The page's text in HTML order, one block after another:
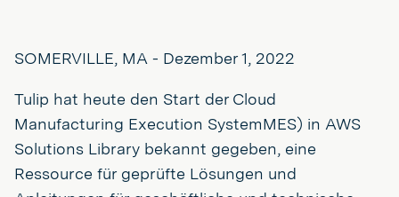
SOMERVILLE, MA - Dezember 1, 2022
Tulip hat heute den Start der Cloud
Manufacturing Execution SystemMES) in AWS
Solutions Library bekannt gegeben, eine
Ressource für geprüfte Lösungen und